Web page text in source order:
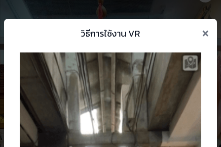
language
×
วิธีการใช้งาน VR